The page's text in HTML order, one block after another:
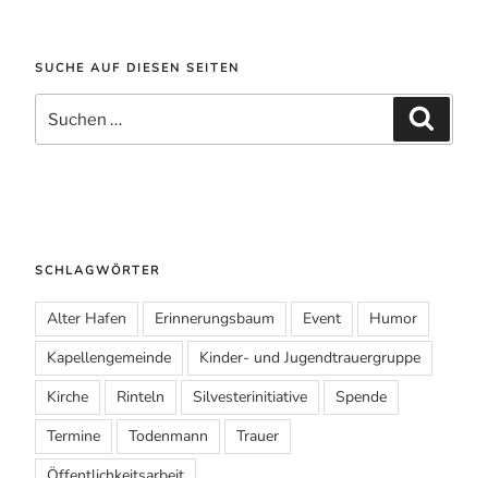
SUCHE AUF DIESEN SEITEN
nach:
SCHLAGWÖRTER
Alter Hafen Erinnerungsbaum Event
Humor
Kapellengemeinde
Kinder- und Jugendtrauergruppe
Kirche
Rinteln Silvesterinitiative
Spende
Termine
Todenmann
Trauer